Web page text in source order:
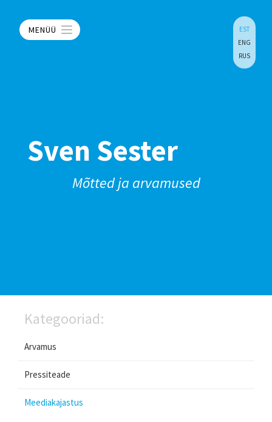
MENÜÜ
EST
ENG
RUS
Sven Sester
Mõtted ja arvamused
Kategooriad:
Arvamus
Pressiteade
Meediakajastus